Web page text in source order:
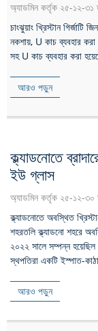
অ্যাডমিন কর্তৃক ২৫-১২-৩১
চাংঝুয়াং খ্রিস্টান
নকশায়, U কাচ ব্যবহার করা
সহ U কাচ ব্যবহার করা
আরও পড়ুন
ক্ল্যাডনোতে
ইউ গ্লাস
অ্যাডমিন কর্তৃক ২৫-১২-৩০
ক্ল্যাডনোতে অবস্থিত
শহরতলি ক্ল্যাডনো শহরে
২০২২ সালে সম্পন্ন
স্থপতিরা একটি ইস্পাত-
আরও পড়ুন